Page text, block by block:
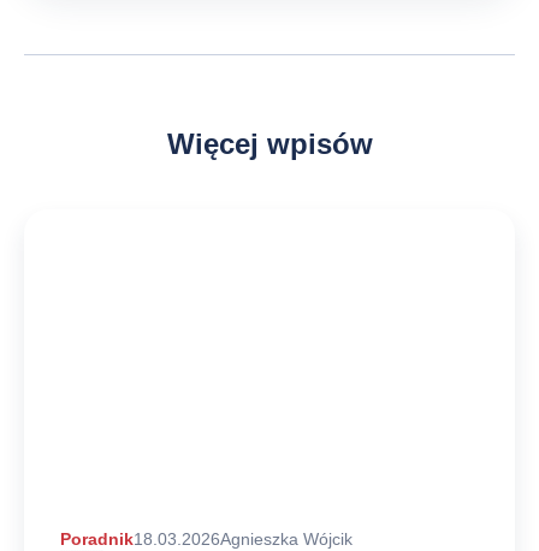
Więcej wpisów
Poradnik18.03.2026Autor
Agnieszka Wójcik